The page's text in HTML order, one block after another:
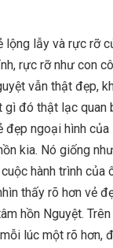
lộng lẫy và rực rỡ
rực rỡ như con
vẫn thật đẹp,
đó thật lạc quan
đẹp ngoại hình
kia. Nó giống
hành trình
thấy rõ hơn vẻ
hồn Nguyệt.
lúc một rõ hơn,